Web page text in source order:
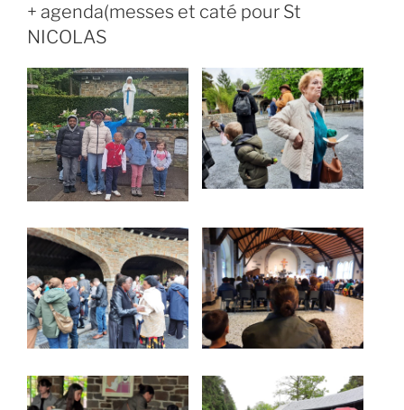
+ agenda(messes et caté pour St
NICOLAS